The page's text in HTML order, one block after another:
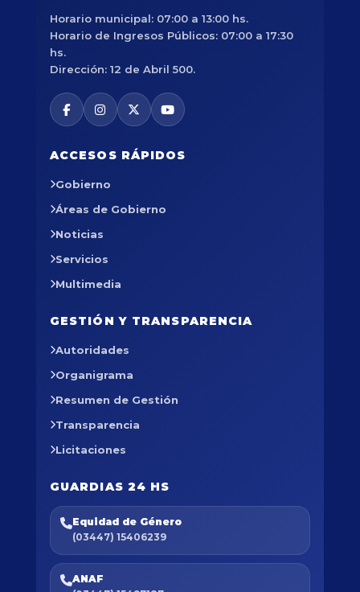
Horario municipal: 07:00 a 13:00 hs.
Horario de Ingresos Públicos: 07:00 a 17:30
hs.
Dirección: 12 de Abril 500.
ACCESOS RÁPIDOS
Gobierno
Áreas de Gobierno
Noticias
Servicios
Multimedia
GESTIÓN Y TRANSPARENCIA
Autoridades
Organigrama
Resumen de Gestión
Transparencia
Licitaciones
GUARDIAS 24 HS
Equidad de Género
(03447) 15406239
ANAF